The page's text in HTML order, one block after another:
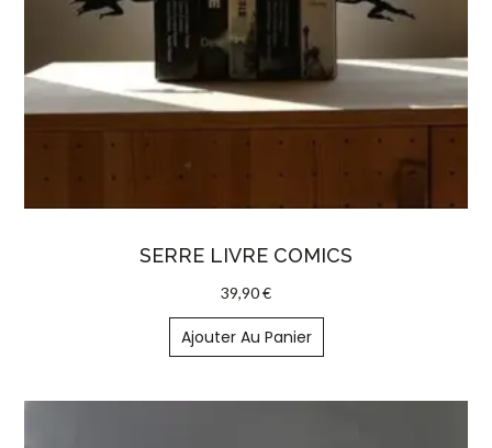
SERRE LIVRE COMICS
39,90€
Ajouter Au Panier